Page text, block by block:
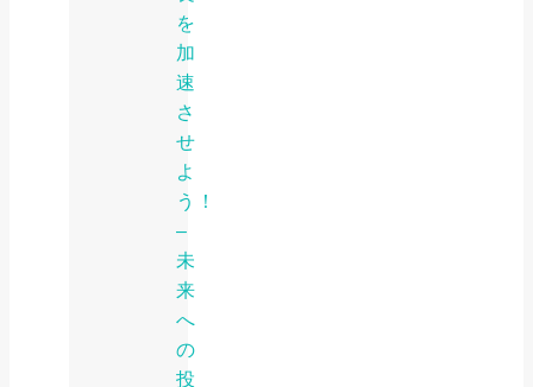
を
加
速
さ
せ
よ
う！
–
未
来
へ
の
投